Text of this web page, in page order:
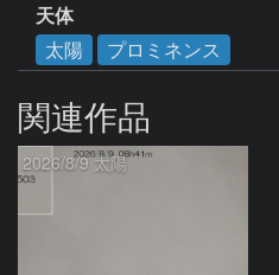
天体
太陽
プロミネンス
関連作品
2026/8/9 太陽